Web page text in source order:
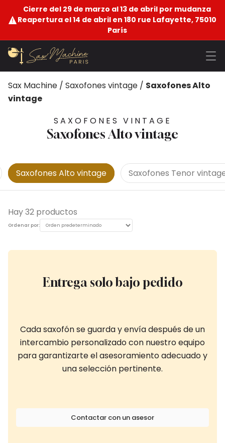
Cierre del 29 de marzo al 13 de abril por mudanza
Reapertura el 14 de abril en 180 rue Lafayette, 75010
París
Sax Machine / Saxofones vintage / Saxofones Alto
vintage
SAXOFONES VINTAGE
Saxofones Alto vintage
Saxofones Alto vintage Saxofones Tenor
Hay 32 productos
Ordenar por:
Entrega solo bajo pedido
Cada saxofón se guarda y envía después de un
intercambio personalizado con nuestro equipo
para garantizarte el asesoramiento adecuado y
una selección pertinente.
Contactar con un asesor